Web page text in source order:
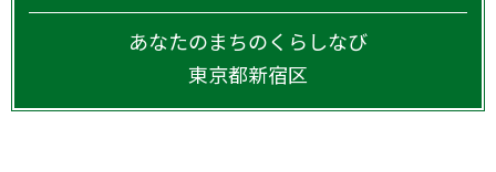
あなたのまちのくらしなび
東京都新宿区